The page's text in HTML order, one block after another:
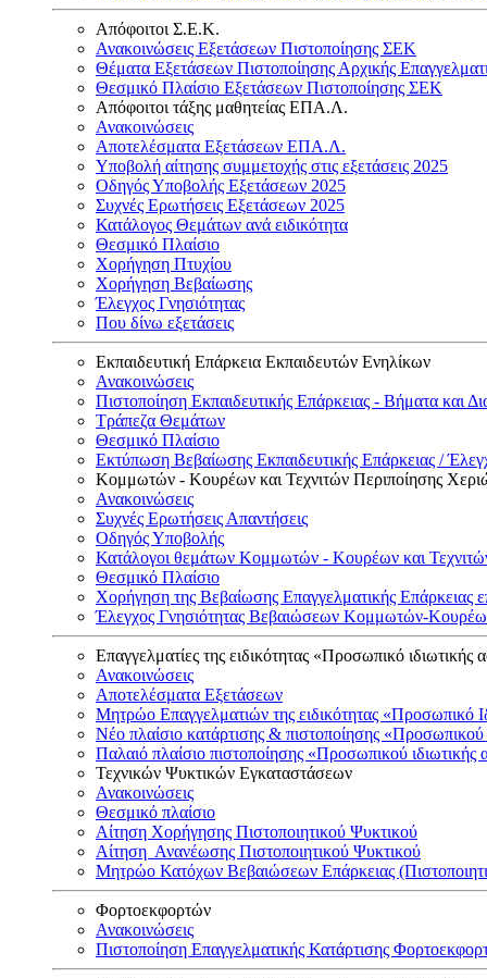
Απόφοιτοι Σ.Ε.Κ.
Ανακοινώσεις Εξετάσεων Πιστοποίησης ΣΕΚ
Θέματα Εξετάσεων Πιστοποίησης Αρχικής
Θεσμικό Πλαίσιο Εξετάσεων Πιστοποίησης ΣΕΚ
Απόφοιτοι τάξης μαθητείας ΕΠΑ.Λ.
Ανακοινώσεις
Αποτελέσματα Εξετάσεων ΕΠΑ.Λ.
Υποβολή αίτησης συμμετοχής στις εξετάσεις 2025
Οδηγός Υποβολής Εξετάσεων 2025
Συχνές Ερωτήσεις Εξετάσεων 2025
Κατάλογος Θεμάτων ανά ειδικότητα
Θεσμικό Πλαίσιο
Χορήγηση Πτυχίου
Χορήγηση Βεβαίωσης
Έλεγχος Γνησιότητας
Που δίνω εξετάσεις
Εκπαιδευτική Επάρκεια Εκπαιδευτών Ενηλίκων
Ανακοινώσεις
Πιστοποίηση Εκπαιδευτικής Επάρκειας - Βήματα και
Τράπεζα Θεμάτων
Θεσμικό Πλαίσιο
Εκτύπωση Βεβαίωσης Εκπαιδευτικής Επάρκειας /
Κομμωτών - Κουρέων και Τεχνιτών Περιποίησης
Ανακοινώσεις
Συχνές Ερωτήσεις Απαντήσεις
Οδηγός Υποβολής
Κατάλογοι θεμάτων Κομμωτών - Κουρέων και
Θεσμικό Πλαίσιο
Χορήγηση της Βεβαίωσης Επαγγελματικής
Έλεγχος Γνησιότητας Βεβαιώσεων Κομμωτών-
Επαγγελματίες της ειδικότητας «Προσωπικό ιδιωτικής
Ανακοινώσεις
Αποτελέσματα Εξετάσεων
Μητρώο Επαγγελματιών της ειδικότητας «Προσωπικό
Νέο πλαίσιο κατάρτισης & πιστοποίησης «Προσωπικού
Παλαιό πλαίσιο πιστοποίησης «Προσωπικού
Τεχνικών Ψυκτικών Εγκαταστάσεων
Ανακοινώσεις
Θεσμικό πλαίσιο
Αίτηση Χορήγησης Πιστοποιητικού Ψυκτικού
Αίτηση Ανανέωσης Πιστοποιητικού Ψυκτικού
Μητρώο Κατόχων Βεβαιώσεων Επάρκειας
Φορτοεκφορτών
Ανακοινώσεις
Πιστοποίηση Επαγγελματικής Κατάρτισης